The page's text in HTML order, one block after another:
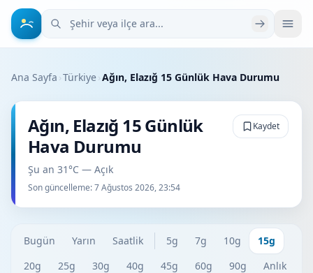
Şehir veya ilçe ara
Ana Sayfa ›Türkiye›Ağın, Elazığ 15 Günlük Hava Durumu
Ağın, Elazığ 15 Günlük
Hava Durumu
Şu an 31°C — Açık
Son güncelleme:7 Ağustos 2026, 23:54
Kaydet
Bugün Yarın Saatlik 5g 7g 10g
15g
20g
25g 30g 40g 45g 60g 90g
Anlık